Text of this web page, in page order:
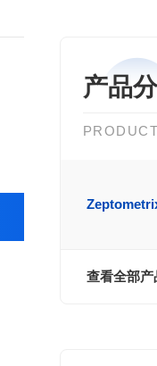
产品
查看全部产